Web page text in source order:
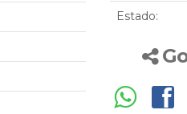
Estado: